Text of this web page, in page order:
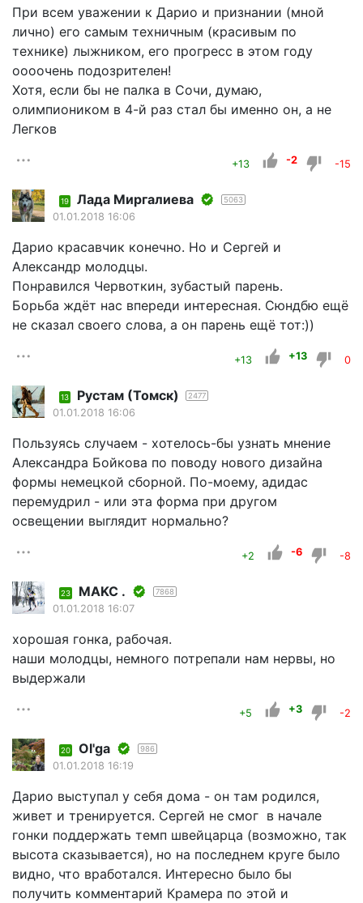
При всем уважении к Дарио и признании (мной
лично) его самым техничным (красивым по
технике) лыжником, его прогресс в этом году
оооочень подозрителен!
Хотя, если бы не палка в Сочи, думаю,
олимпиоником в 4-й раз стал бы именно он, а не
Легков
+13 -2 -15
19 Лада Миргалиева 5063
01.01.2018 16:06
Дарио красавчик конечно. Но и Сергей и
Александр молодцы.
Понравился Червоткин, зубастый парень.
Борьба ждёт нас впереди интересная. Сюндбю ещё
не сказал своего слова, а он парень ещё тот:))
+13 +13 0
13 Рустам (Томск) 2477
01.01.2018 16:06
Пользуясь случаем - хотелось-бы узнать мнение
Александра Бойкова по поводу нового дизайна
формы немецкой сборной. По-моему, адидас
перемудрил - или эта форма при другом
освещении выглядит нормально?
+2 -6 -8
23 MAKC . 7868
01.01.2018 16:07
хорошая гонка, рабочая.
наши молодцы, немного потрепали нам нервы, но
выдержали
+5 +3 -2
20 Оl'ga 986
01.01.2018 16:19
Дарио выступал у себя дома - он там родился,
живет и тренируется. Сергей не смог в начале
гонки поддержать темп швейцарца (возможно, так
высота сказывается), но на последнем круге было
видно, что вработался. Интересно было бы
получить комментарий Крамера по этой и